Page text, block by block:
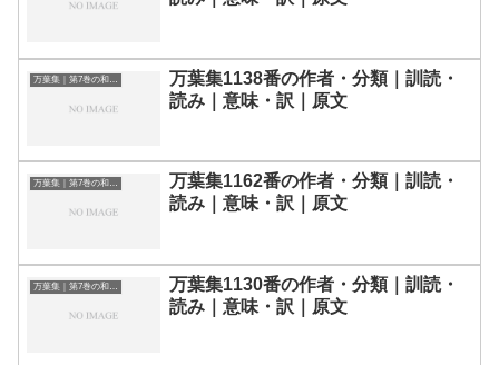
万葉集｜第7巻の和歌一覧
万葉集1138番の作者・分類｜訓読・
読み｜意味・訳｜原文
万葉集｜第7巻の和歌一覧
万葉集1162番の作者・分類｜訓読・
読み｜意味・訳｜原文
万葉集｜第7巻の和歌一覧
万葉集1130番の作者・分類｜訓読・
読み｜意味・訳｜原文